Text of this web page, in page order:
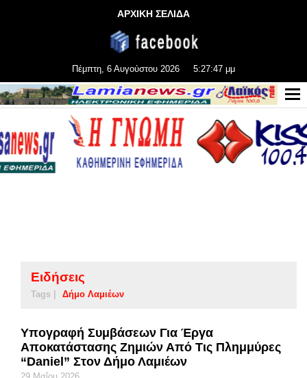
ΑΡΧΙΚΗ ΣΕΛΙΔΑ
Πέμπτη, 6 Αυγούστου 2026 5:27:48 μμ
Ειδήσεις
Tags | Δήμο Λαμιέων
Υπογραφή Συμβάσεων Για Έργα
Αποκατάστασης Ζημιών Από Τις Πλημμύρες
“Daniel” Στον Δήμο Λαμιέων